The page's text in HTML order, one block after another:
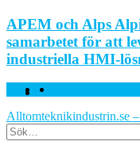
APEM och Alps
samarbetet för att
industriella HMI-
Facebook
Twitter
Alltomteknikindustrin.se
Search